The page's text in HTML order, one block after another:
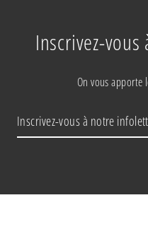
Inscrivez-
On vous apporte